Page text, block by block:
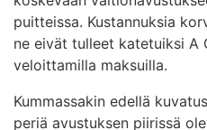
puitteissa. Kustannuksia
ne eivät tulleet katetuiksi A
veloittamilla maksuilla.
Kummassakin edellä
periä avustuksen piirissä